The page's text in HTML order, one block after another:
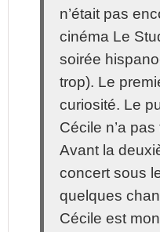
n’était pas
cinéma Le
soirée
trop). Le
curiosité. Le
Cécile n’a
Avant la
concert sous
quelques
Cécile est